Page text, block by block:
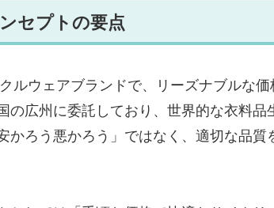
セプトの要点
ルウェアブランドで、リーズナブルな
の広州に委託しており、世界的な衣料
かろう悪かろう」ではなく、適切な品